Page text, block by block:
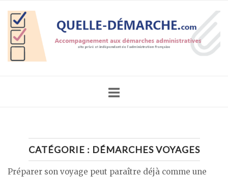
content
Home
CATÉGORIE : DÉMARCHES VOYAGES
Préparer son voyage peut paraître déjà comme une